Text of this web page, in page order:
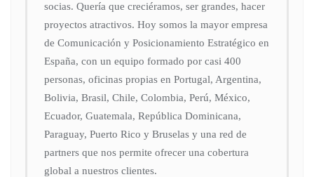
socias. Quería que creciéramos, ser grandes, hacer
proyectos atractivos. Hoy somos la mayor empresa
de Comunicación y Posicionamiento Estratégico en
España, con un equipo formado por casi 400
personas, oficinas propias en Portugal, Argentina,
Bolivia, Brasil, Chile, Colombia, Perú, México,
Ecuador, Guatemala, República Dominicana,
Paraguay, Puerto Rico y Bruselas y una red de
partners que nos permite ofrecer una cobertura
global a nuestros clientes.